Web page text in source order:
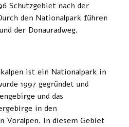
Schutzgebiet nach der
den Nationalpark führen
der Donauradweg.
ist ein Nationalpark in
1997 gegründet und
und das
in den
Voralpen. In diesem Gebiet